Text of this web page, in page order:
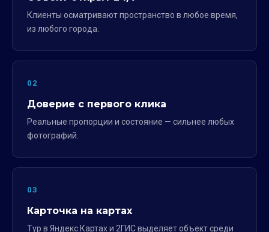
Клиенты осматривают пространство в любое время,
из любого города.
02
Доверие с первого клика
Реальные пропорции и состояние — сильнее любых
фотографий.
03
Карточка на картах
Тур в Яндекс.Картах и 2ГИС выделяет объект среди